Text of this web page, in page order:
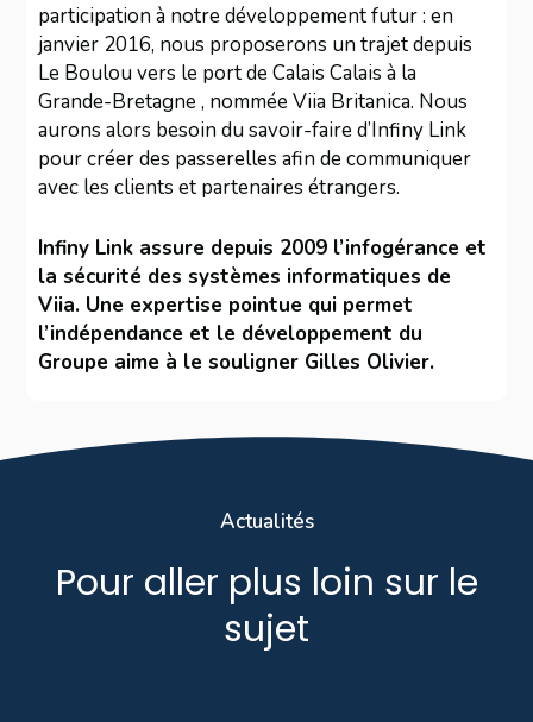
participation à notre développement futur : en
janvier 2016, nous proposerons un trajet depuis
Le Boulou vers le port de Calais Calais à la
Grande-Bretagne , nommée Viia Britanica. Nous
aurons alors besoin du savoir-faire d’Infiny Link
pour créer des passerelles afin de communiquer
avec les clients et partenaires étrangers.
Infiny Link assure depuis 2009 l’infogérance et
la sécurité des systèmes informatiques de
Viia. Une expertise pointue qui permet
l’indépendance et le développement du
Groupe aime à le souligner Gilles Olivier.
Actualités
Pour aller plus loin sur le
sujet